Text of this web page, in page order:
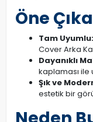
Öne
Tam Uyumlu:
Cover Arka
Dayanıklı
kaplaması ile
Şık ve
estetik bir